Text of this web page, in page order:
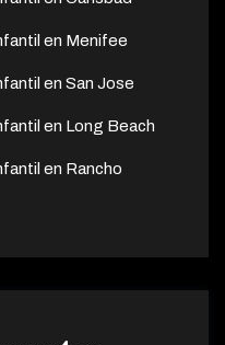
en Menifee
en San Jose
en Long Beach
en Rancho